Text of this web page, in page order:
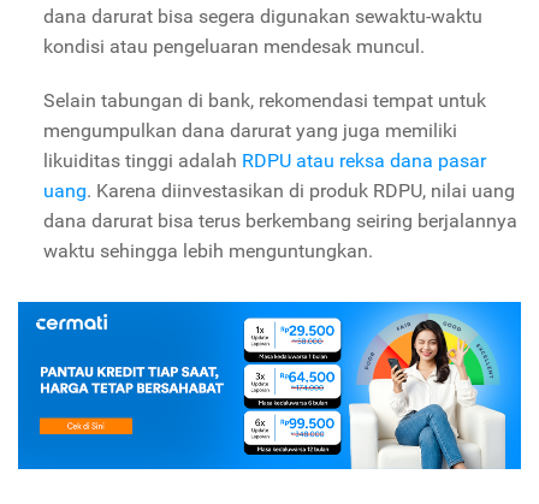
dana darurat bisa segera digunakan sewaktu-waktu
kondisi atau pengeluaran mendesak muncul.
Selain tabungan di bank, rekomendasi tempat untuk
mengumpulkan dana darurat yang juga memiliki
likuiditas tinggi adalah RDPU atau reksa dana pasar
uang. Karena diinvestasikan di produk RDPU, nilai uang
dana darurat bisa terus berkembang seiring berjalannya
waktu sehingga lebih menguntungkan.